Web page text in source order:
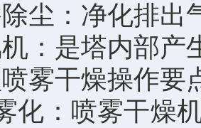
：净化排出
是塔内部产
干燥操作要
：喷雾干燥机